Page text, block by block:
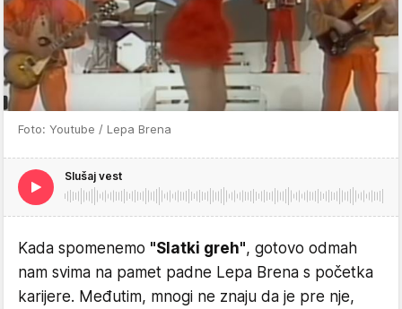
Foto: Youtube / Lepa Brena
Slušaj vest
Kada spomenemo "Slatki greh", gotovo odmah
nam svima na pamet padne Lepa Brena s početka
karijere. Međutim, mnogi ne znaju da je pre nje,